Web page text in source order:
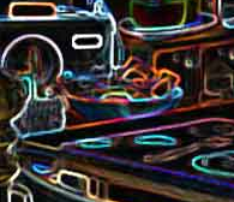
Pancakes aux
d'avoine